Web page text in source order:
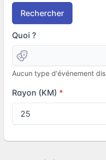
Rechercher
Quoi ?
Aucun type d'événement
Rayon (KM)